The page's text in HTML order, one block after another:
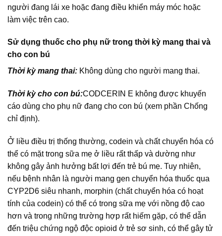
người đang lái xe hoặc đang điều khiển máy móc hoặc
làm việc trên cao.
Sử dụng thuốc cho phụ nữ trong thời kỳ mang thai và
cho con bú
Thời kỳ mang thai: Không dùng cho người mang thai.
Thời kỳ cho con bú:CODCERIN E không được khuyến
cáo dùng cho phụ nữ đang cho con bú (xem phần Chống
chỉ định).
Ở liều điều trị thống thường, codein và chất chuyển hóa có
thể có mặt trong sữa mẹ ở liều rất thấp và dường như
không gây ảnh hưởng bất lợi đến trẻ bú mẹ. Tuy nhiên,
nếu bệnh nhân là người mang gen chuyển hóa thuốc qua
CYP2D6 siêu nhanh, morphin (chất chuyển hóa có hoạt
tính của codein) có thể có trong sữa mẹ với nồng độ cao
hơn và trong những trường hợp rất hiếm gặp, có thể dẫn
đến triệu chứng ngộ độc opioid ở trẻ sơ sinh, có thể gây tử